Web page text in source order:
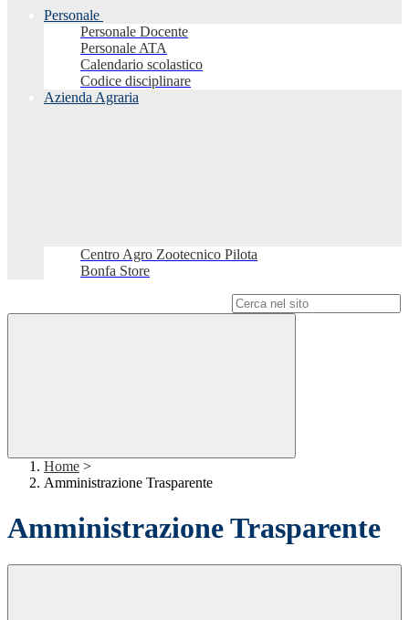
Personale
Personale Docente
Personale ATA
Calendario scolastico
Codice disciplinare
Azienda Agraria
Centro Agro Zootecnico Pilota
Bonfa Store
Home >
Amministrazione Trasparente
Amministrazione Trasparente